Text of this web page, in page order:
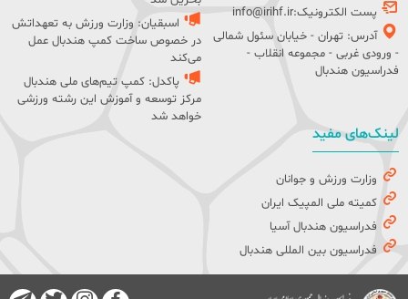
پست الکترونیک:info@irihf.ir
آدرس: تهران - خیابان سئول شمالی
- ورودی غربی - مجموعه انقلاب -
فدراسیون هندبال
اسبقیان: وزارت ورزش به تعهداتش
در خصوص ساخت کمپ هندبال عمل
می‌کند
پاکدل: کمپ تیم‌های ملی هندبال
مرکز توسعه و آموزش این رشته ورزشی
خواهد شد
لینک‌های مفید
وزارت ورزش و جوانان
کمیته ملی المپیک ایران
فدراسیون هندبال آسیا
فدراسیون بین المللی هندبال